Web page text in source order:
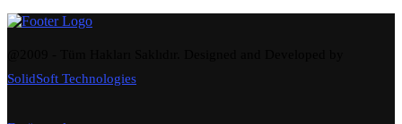
SolidSoft Technologies